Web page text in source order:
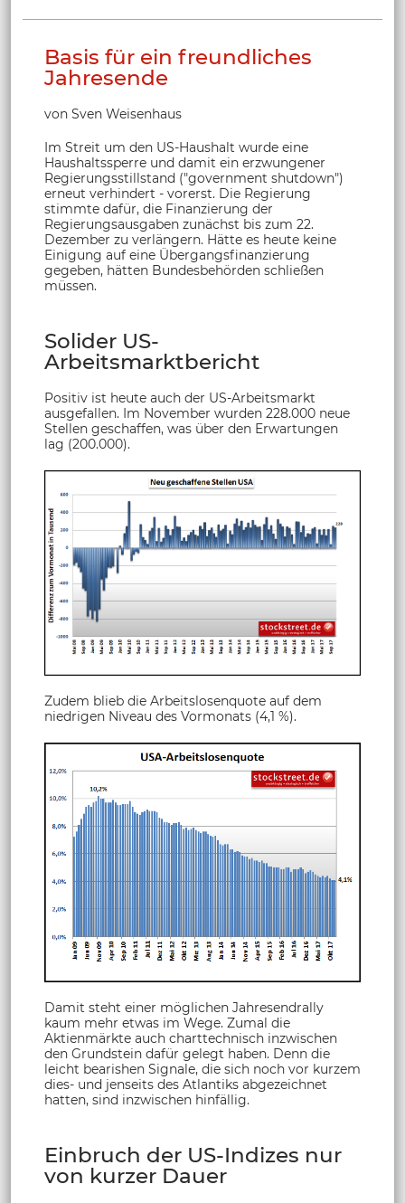
Basis für ein freundliches
Jahresende
von Sven Weisenhaus
Im Streit um den US-Haushalt wurde eine
Haushaltssperre und damit ein erzwungener
Regierungsstillstand ("government shutdown")
erneut verhindert - vorerst. Die Regierung
stimmte dafür, die Finanzierung der
Regierungsausgaben zunächst bis zum 22.
Dezember zu verlängern. Hätte es heute keine
Einigung auf eine Übergangsfinanzierung
gegeben, hätten Bundesbehörden schließen
müssen.
Solider US-
Arbeitsmarktbericht
Positiv ist heute auch der US-Arbeitsmarkt
ausgefallen. Im November wurden 228.000 neue
Stellen geschaffen, was über den Erwartungen
lag (200.000).
Zudem blieb die Arbeitslosenquote auf dem
niedrigen Niveau des Vormonats (4,1 %).
Damit steht einer möglichen Jahresendrally
kaum mehr etwas im Wege. Zumal die
Aktienmärkte auch charttechnisch inzwischen
den Grundstein dafür gelegt haben. Denn die
leicht bearishen Signale, die sich noch vor kurzem
dies- und jenseits des Atlantiks abgezeichnet
hatten, sind inzwischen hinfällig.
Einbruch der US-Indizes nur
von kurzer Dauer